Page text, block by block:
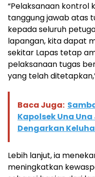
“Pelaksanaan kontrol
tanggung jawab atas
kepada seluruh
lapangan, kita dapat
sekitar Lapas tetap
pelaksanaan tugas
yang telah
Baca Juga:
Kapolsek Una
Dengarkan
Lebih lanjut, ia
meningkatkan